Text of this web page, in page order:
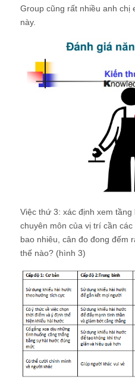
Group cũng rất nhiều anh chị
này.
Việc thứ 3: xác định xem
chuyên môn của vị trí cần
bao nhiêu, cân đo đong đếm
thế nào? (hình 3)